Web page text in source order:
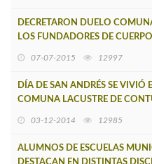
DECRETARON DUELO
LOS FUNDADORES DE
07-07-2015 12997
DÍA DE SAN ANDRÉS SE VIVIÓ
COMUNA LACUSTRE DE
03-12-2014 12985
ALUMNOS DE ESCUELAS
DESTACAN EN DISTINTAS